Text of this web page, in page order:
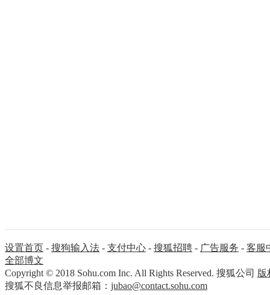
设置首页 - 搜狗输入法 - 支付中心 - 搜狐招聘 - 广告服务 - 客服
全部博文
Copyright © 2018 Sohu.com Inc. All Rights Reserved. 搜狐公司 版
搜狐不良信息举报邮箱： jubao@contact.sohu.com